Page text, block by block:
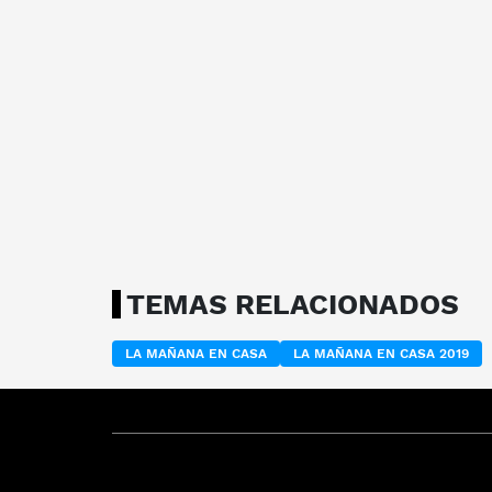
TEMAS RELACIONADOS
LA MAÑANA EN CASA LA MAÑANA EN CASA 2019